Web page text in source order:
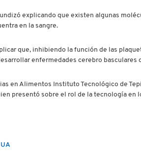
explicando que existen algunas
en la sangre.
que, inhibiendo la función de las
enfermedades cerebro basculares
en Alimentos Instituto Tecnológico de
presentó sobre el rol de la tecnología en